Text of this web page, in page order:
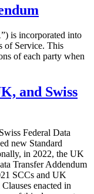
is incorporated into
of Service. This
of each party when
and Swiss
Federal Data
new Standard
in 2022, the UK
Transfer Addendum
SCCs and UK
enacted in